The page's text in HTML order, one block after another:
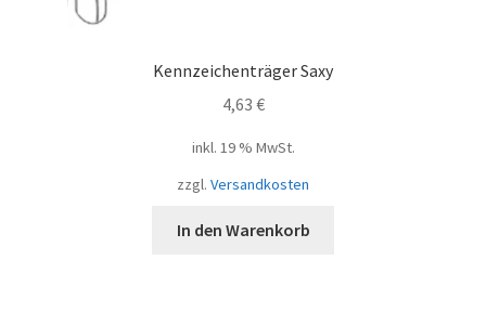
Kennzeichenträger Saxy
4,63 €
inkl. 19 % MwSt.
zzgl. Versandkosten
In den Warenkorb